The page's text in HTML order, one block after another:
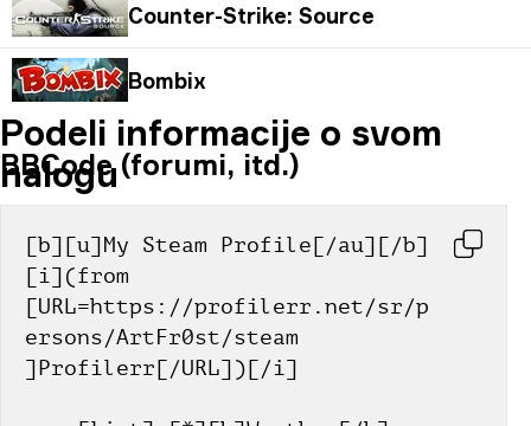
Counter-Strike: Source
Bombix
Podeli informacije o svom
nalogu
BBCode (forumi, itd.)
[b][u]My Steam Profile[/au][/b]
[i](from
[URL=https://profilerr.net/sr/p
ersons/ArtFr0st/steam
]Profilerr[/URL])[/i]